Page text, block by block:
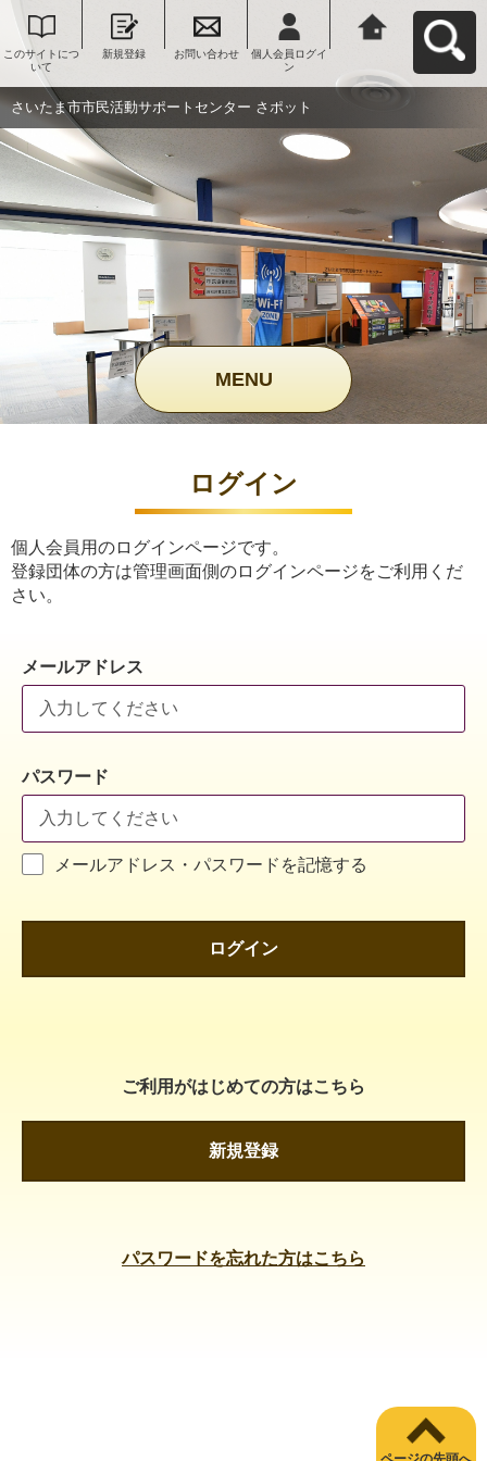
このサイトにつ
いて
新規登録 お問い合わせ
個人会員ログイ
ン
ンター さポット
へ戻る
さいたま市市民活動サポートセンター さポット
MENU
ログイン
個人会員用のログインページです。
登録団体の方は管理画面側のログインページをご利用くだ
さい。
メールアドレス
パスワード
メールアドレス・パスワードを記憶する
ログイン
ご利用がはじめての方はこちら
新規登録
パスワードを忘れた方はこちら